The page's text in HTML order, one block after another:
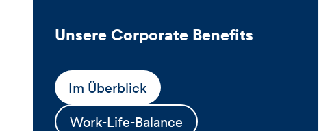
Unsere Corporate Benefits
Im Überblick
Work-Life-Balance